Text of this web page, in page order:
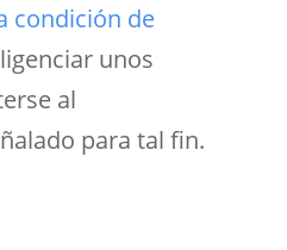
condición de
unos
al
para tal fin.